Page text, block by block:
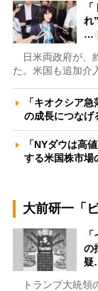
れ
…
日米両政府が、
た。米国も追加介
「キオクシア
の成長につな
「NYダウは高
する米国株市
大前研一「
の
疑
トランプ大統領